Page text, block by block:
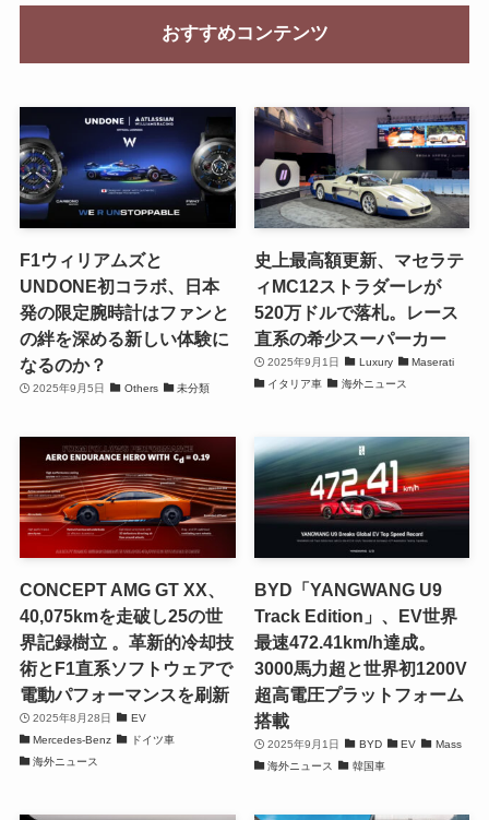
おすすめコンテンツ
F1ウィリアムズと
UNDONE初コラボ、日本
発の限定腕時計はファンと
の絆を深める新しい体験に
なるのか？
2025年9月5日 Others 未分類
史上最高額更新、マセラテ
ィMC12ストラダーレが
520万ドルで落札。レース
直系の希少スーパーカー
2025年9月1日 Luxury
Maserati
イタリア車
海外ニュース
CONCEPT AMG GT XX、
40,075kmを走破し25の世
界記録樹立 。革新的冷却技
術とF1直系ソフトウェアで
電動パフォーマンスを刷新
2025年8月28日
EV
Mercedes-Benz
ドイツ車
海外ニュース
BYD「YANGWANG U9
Track Edition」、EV世界
最速472.41km/h達成。
3000馬力超と世界初1200V
超高電圧プラットフォーム
搭載
2025年9月1日 BYD EV
Mass
海外ニュース
韓国車